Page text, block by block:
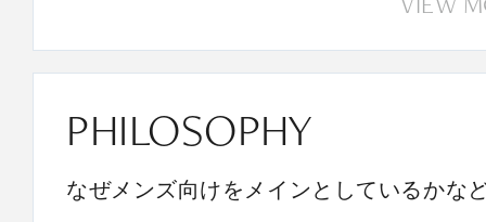
PHILOSOPHY
なぜメンズ向けをメインとしているかな